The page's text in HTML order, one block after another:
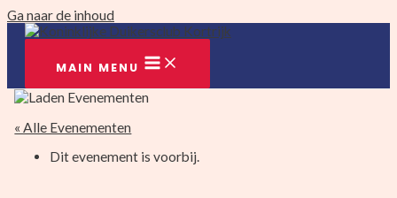
Ga naar de inhoud
MAIN MENU
« Alle Evenementen
Dit evenement is voorbij.